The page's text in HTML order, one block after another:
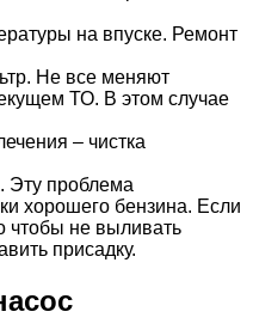
на впуске. Ремонт
Не все меняют
ТО. В этом случае
– чистка
Эту проблема
хорошего бензина. Если
чтобы не выливать
присадку.